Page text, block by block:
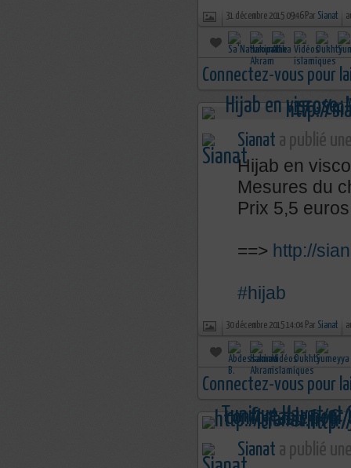
31 décembre 2015 09:46 Par Sianat
Connectez-vous pour
Sianat a publié
Hijab en
Mesures du
Prix 5,5
==> http://
#hijab
30 décembre 2015 14:04 Par Sianat
Connectez-vous pour
Sianat a publié